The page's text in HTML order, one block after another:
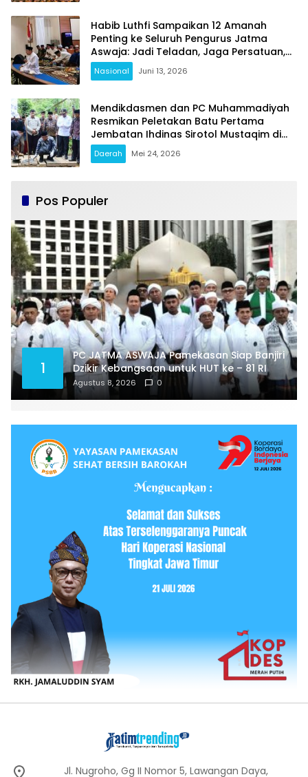
Habib Luthfi Sampaikan 12 Amanah
Penting ke Seluruh Pengurus Jatma
Aswaja: Jadi Teladan, Jaga Persatuan,
Jangan Terjebak Fitnah
Nasional Juni 13, 2026
Mendikdasmen dan PC Muhammadiyah
Resmikan Peletakan Batu Pertama
Jembatan Ihdinas Sirotol Mustaqim di
Karang Penang Sampang
Daerah Mei 24, 2026
Pos Populer
1
PC JATMA ASWAJA Pamekasan Siap Banjiri
Dzikir Kebangsaan untuk HUT ke – 81 RI
Agustus 8, 2026 0
Jl. Nugroho, Gg II Nomor 5, Lawangan Daya,